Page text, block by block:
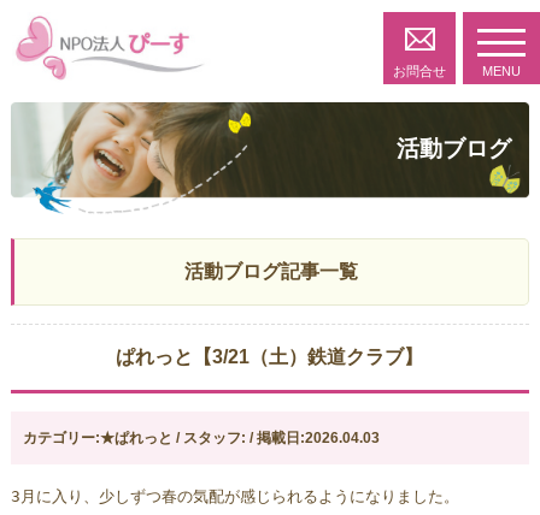
お問合せ MENU
活動ブログ
活動ブログ記事一覧
ぱれっと【3/21（土）鉄道クラブ】
カテゴリー:★ぱれっと / スタッフ: / 掲載日:2026.04.03
3月に入り、少しずつ春の気配が感じられるようになりました。